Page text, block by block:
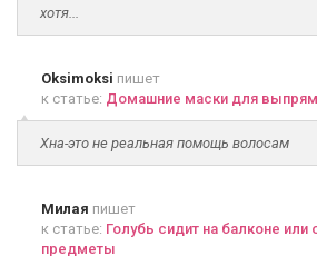
хотя...
Oksimoksi пишет
к статье: Домашние маски для
Хна-это не реальная помощь волосам
Милая пишет
к статье: Голубь сидит на балконе или
предметы